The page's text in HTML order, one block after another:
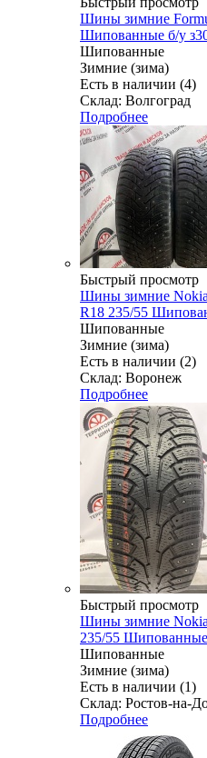
Шины зимние
Шипованные б/у
Шипованные
Зимние (зима)
Есть в наличии (4)
Склад: Волгоград
Подробнее
Быстрый просмотр
Шины зимние
R18 235/55
Шипованные
Зимние (зима)
Есть в наличии (2)
Склад: Воронеж
Подробнее
Быстрый просмотр
Шины зимние
235/55 Шипованные
Шипованные
Зимние (зима)
Есть в наличии (1)
Склад: Ростов-на-
Подробнее